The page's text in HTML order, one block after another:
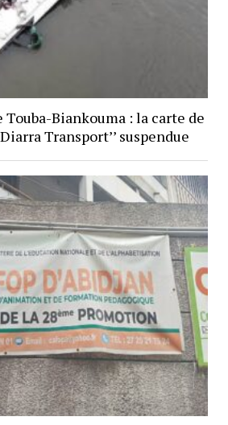
Touba-Biankouma : la carte de
Transport’’ suspendue